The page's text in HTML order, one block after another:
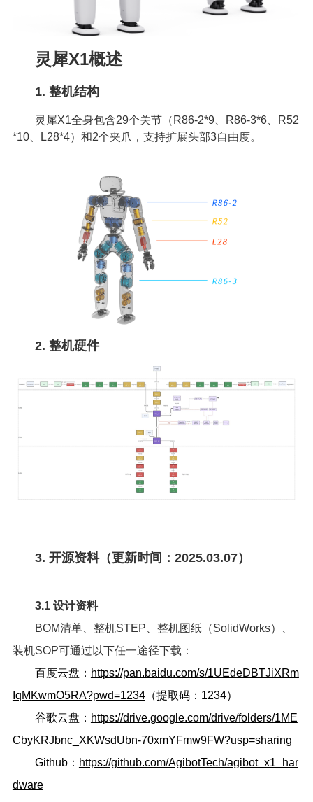
灵犀X1概述
1. 整机结构
灵犀X1全身包含29个关节（R86-2*9、R86-3*6、R52
*10、L28*4）和2个夹爪，支持扩展头部3自由度。
2. 整机硬件
3. 开源资料（更新时间：2025.03.07）
3.1 设计资料
BOM清单、整机STEP、整机图纸（SolidWorks）、
装机SOP可通过以下任一途径下载：
百度云盘： https://pan.baidu.com/s/1UEdeDBTJiXRm
IqMKwmO5RA?pwd=1234（提取码：1234）
谷歌云盘： https://drive.google.com/drive/folders/1ME
CbyKRJbnc_XKWsdUbn-70xmYFmw9FW?usp=sharing
Github： https://github.com/AgibotTech/agibot_x1_har
dware